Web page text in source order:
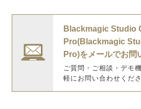
Blackmagic Studio
Pro(Blackmagic
Pro)をメールでお問
ご質問・ご相談・デモ
軽にお問い合わせくださ